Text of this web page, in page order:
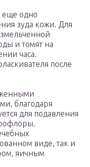
одно
зуда кожи. Для
и томят на
часа.
после
благодаря
для подавления
виде, так и
яичным